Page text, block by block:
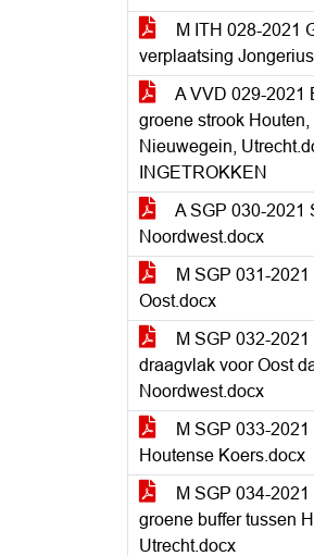
M ITH 028-2021
verplaatsing
A VVD 029-2021
groene strook Houten,
Nieuwegein,
INGETROKKEN
A SGP 030-2021
Noordwest.docx
M SGP 031-
Oost.docx
M SGP 032-2021
draagvlak voor Oost
Noordwest.docx
M SGP 033-
Houtense Koers.docx
M SGP 034-2021
groene buffer tussen
Utrecht.docx